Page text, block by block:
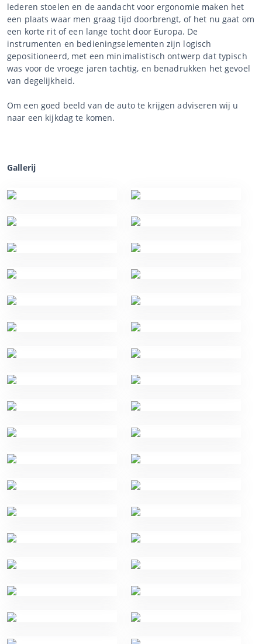
lederen stoelen en de aandacht voor ergonomie maken het
een plaats waar men graag tijd doorbrengt, of het nu gaat om
een korte rit of een lange tocht door Europa. De
instrumenten en bedieningselementen zijn logisch
gepositioneerd, met een minimalistisch ontwerp dat typisch
was voor de vroege jaren tachtig, en benadrukken het gevoel
van degelijkheid.
Om een goed beeld van de auto te krijgen adviseren wij u
naar een kijkdag te komen.
Gallerij